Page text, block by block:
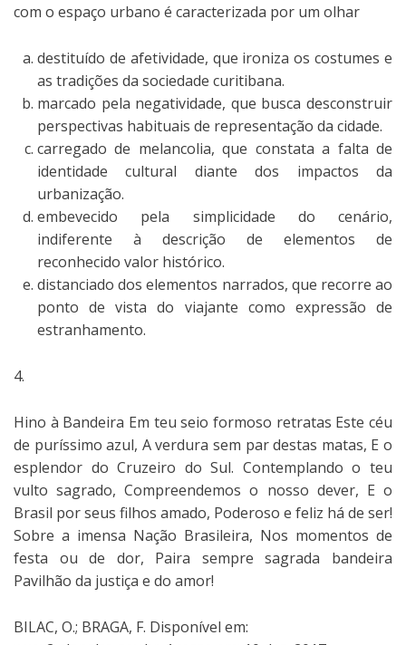
com o espaço urbano é caracterizada por um olhar
destituído de afetividade, que ironiza os costumes e
as tradições da sociedade curitibana.
marcado pela negatividade, que busca desconstruir
perspectivas habituais de representação da cidade.
carregado de melancolia, que constata a falta de
identidade cultural diante dos impactos da
urbanização.
embevecido pela simplicidade do cenário,
indiferente à descrição de elementos de
reconhecido valor histórico.
distanciado dos elementos narrados, que recorre ao
ponto de vista do viajante como expressão de
estranhamento.
4.
Hino à Bandeira Em teu seio formoso retratas Este céu
de puríssimo azul, A verdura sem par destas matas, E o
esplendor do Cruzeiro do Sul. Contemplando o teu
vulto sagrado, Compreendemos o nosso dever, E o
Brasil por seus filhos amado, Poderoso e feliz há de ser!
Sobre a imensa Nação Brasileira, Nos momentos de
festa ou de dor, Paira sempre sagrada bandeira
Pavilhão da justiça e do amor!
BILAC, O.; BRAGA, F. Disponível em: